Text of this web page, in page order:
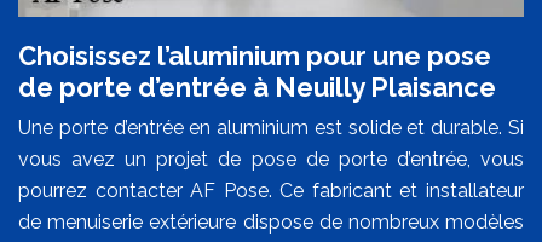
Choisissez l’aluminium pour une pose
de porte d’entrée à Neuilly Plaisance
Une porte d’entrée en aluminium est solide et durable. Si
vous avez un projet de pose de porte d’entrée, vous
pourrez contacter AF Pose. Ce fabricant et installateur
de menuiserie extérieure dispose de nombreux modèles